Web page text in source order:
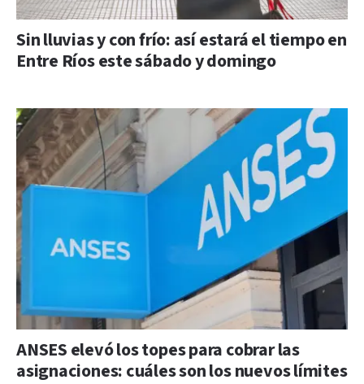
Sin lluvias y con frío: así estará el tiempo en
Entre Ríos este sábado y domingo
ANSES elevó los topes para cobrar las
asignaciones: cuáles son los nuevos límites